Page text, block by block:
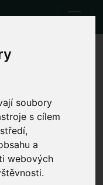
soubory
s cílem
a
webových
und
Fulham
Spielzeit anzeigen